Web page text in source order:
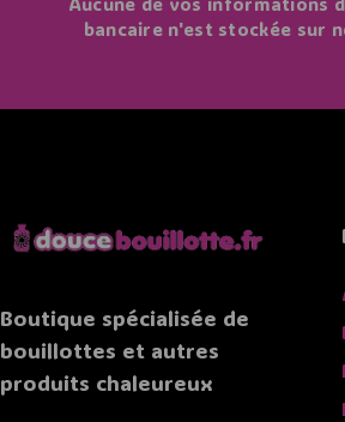
bancaire n'est stockée sur
Boutique spécialisée de
bouillottes et autres
produits chaleureux